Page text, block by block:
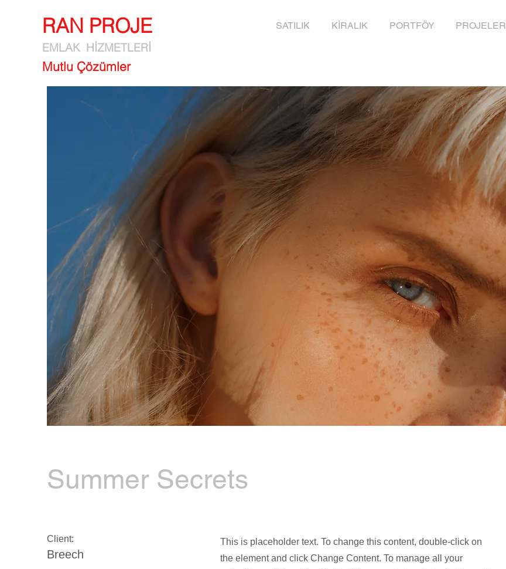
RAN PROJE SATILIK KİRALIK PORTFÖY PROJELER
EMLAK HİZMETLERİ
Mutlu Çözümler
Summer Secrets
Client:
Breech
This is placeholder text. To change this content, double-click on
the element and click Change Content. To manage all your